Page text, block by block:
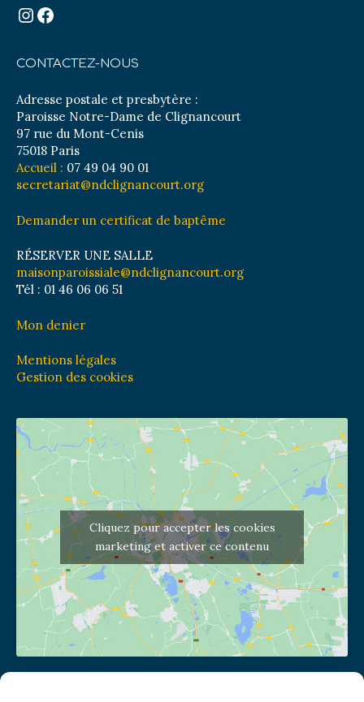
Instagram
Facebook
CONTACTEZ-NOUS
Adresse postale et presbytère :
Paroisse Notre-Dame de Clignancourt
97 rue du Mont-Cenis
75018 Paris
Accueil : 07 49 04 90 01
secretariat@ndclignancourt.org
Demander un certificat de baptême
RÉSERVER UNE SALLE
maisonparoissiale@ndclignancourt.org
Tél : 01 46 06 06 51
Mon denier
Mentions légales
Gestion des cookies
Cliquez pour accepter les cookies
marketing et activer ce contenu